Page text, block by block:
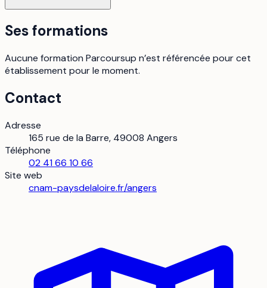
Ses formations
Aucune formation Parcoursup n’est référencée pour cet
établissement pour le moment.
Contact
Adresse
165 rue de la Barre, 49008 Angers
Téléphone
02 41 66 10 66
Site web
cnam-paysdelaloire.fr/angers